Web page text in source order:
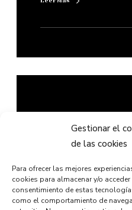
Gestionar el
de las cookies
Para ofrecer las mejores
cookies para almacenar y/o
consentimiento de estas
como el comportamiento de
Leer Mas